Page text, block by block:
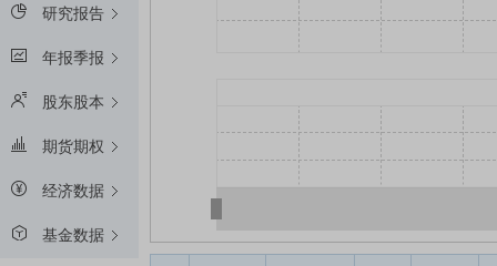
研究报告
年报季报
股东股本
期货期权
经济数据
基金数据